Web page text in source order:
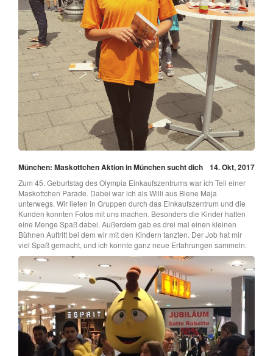
München: Maskottchen Aktion in München sucht dich 14. Okt, 2017
Zum 45. Geburtstag des Olympia Einkaufszentrums war ich Teil einer
Maskottchen Parade. Dabei war ich als Willi aus Biene Maja
unterwegs. Wir liefen in Gruppen durch das Einkaufszentrum und die
Kunden konnten Fotos mit uns machen. Besonders die Kinder hatten
eine Menge Spaß dabei. Außerdem gab es drei mal einen kleinen
Bühnen Auftritt bei dem wir mit den Kindern tanzten. Der Job hat mir
viel Spaß gemacht, und ich konnte ganz neue Erfahrungen sammeln.